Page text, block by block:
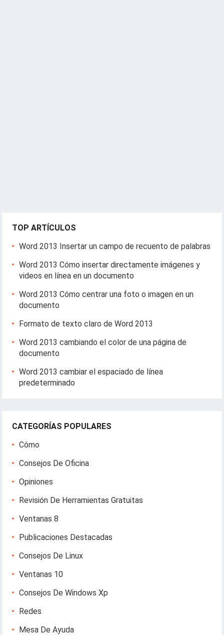
TOP ARTÍCULOS
Word 2013 Insertar un campo de recuento de palabras
Word 2013 Cómo insertar directamente imágenes y
videos en línea en un documento
Word 2013 Cómo centrar una foto o imagen en un
documento
Formato de texto claro de Word 2013
Word 2013 cambiando el color de una página de
documento
Word 2013 cambiar el espaciado de línea
predeterminado
CATEGORÍAS POPULARES
Cómo
Consejos De Oficina
Opiniones
Revisión De Herramientas Gratuitas
Ventanas 8
Publicaciones Destacadas
Consejos De Linux
Ventanas 10
Consejos De Windows Xp
Redes
Mesa De Ayuda